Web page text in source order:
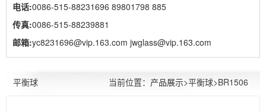
电话:0086-515-88231696 89801798 885
传真:0086-515-88239881
邮箱:yc8231696@vip.163.com jwglass@vip.163.com
平衡球 当前位置： 产品展示>平衡球>BR1506